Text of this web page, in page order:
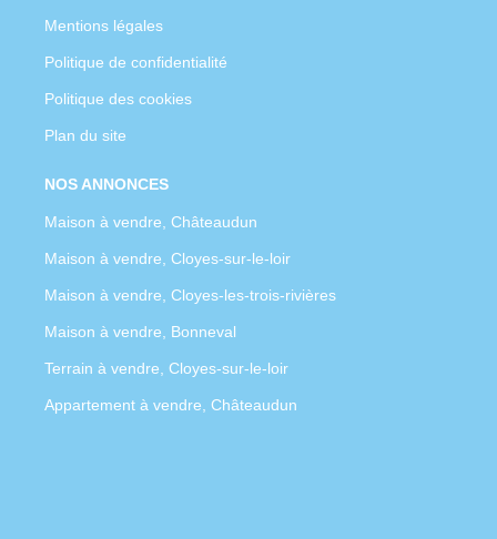
Mentions légales
Politique de confidentialité
Politique des cookies
Plan du site
NOS ANNONCES
Maison à vendre, Châteaudun
Maison à vendre, Cloyes-sur-le-loir
Maison à vendre, Cloyes-les-trois-rivières
Maison à vendre, Bonneval
Terrain à vendre, Cloyes-sur-le-loir
Appartement à vendre, Châteaudun